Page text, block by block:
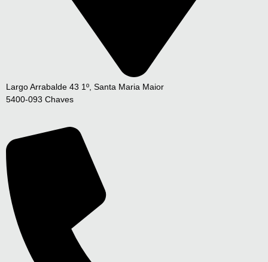
Largo Arrabalde 43 1º, Santa Maria Maior
5400-093 Chaves